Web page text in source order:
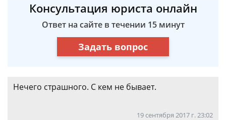
Консультация юриста онлайн
Ответ на сайте в течении 15 минут
Задать вопрос
Нечего страшного. С кем не бывает.
19 сентября 2017 г. 23:02